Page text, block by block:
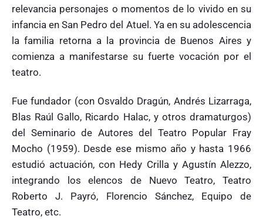
l
A
u
e
relevancia personajes o momentos de lo vivido en su
infancia en San Pedro del Atuel. Ya en su adolescencia
la familia retorna a la provincia de Buenos Aires y
comienza a manifestarse su fuerte vocación por el
teatro.
Fue fundador (con Osvaldo Dragún, Andrés Lizarraga,
Blas Raúl Gallo, Ricardo Halac, y otros dramaturgos)
del Seminario de Autores del Teatro Popular Fray
Mocho (1959). Desde ese mismo año y hasta 1966
estudió actuación, con Hedy Crilla y Agustín Alezzo,
integrando los elencos de Nuevo Teatro, Teatro
Roberto J. Payró, Florencio Sánchez, Equipo de
Teatro, etc.